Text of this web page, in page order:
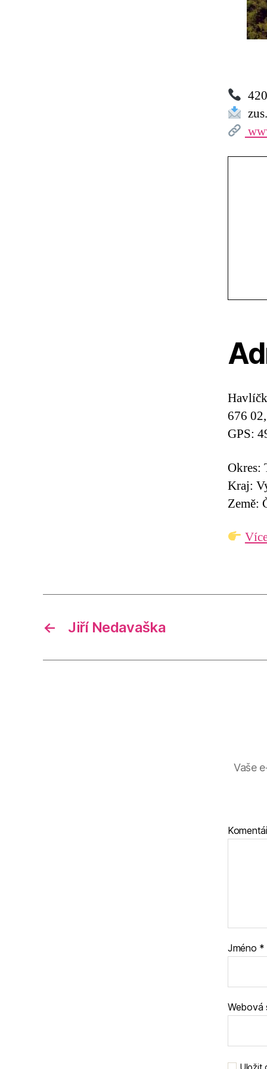
676
GPS:
Okres:
Kraj:
Země:
← Jiří Nedavaška
Vaše
Jméno *
Webová